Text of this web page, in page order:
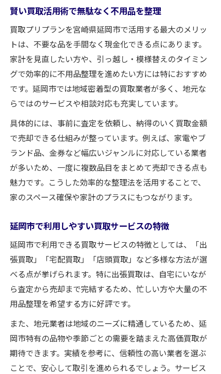
賢い買取活用術で無駄なく不用品を整理
買取プリプランを宮崎県延岡市で活用する最大のメリッ
トは、不要な品を手間なく現金化できる点にあります。
家計を見直したい方や、引っ越し・模様替えのタイミン
グで効率的に不用品整理を進めたい方には特におすすめ
です。延岡市では地域密着型の買取業者が多く、地元な
らではのサービスや相談対応も充実しています。
具体的には、事前に査定を依頼し、納得のいく買取金額
で売却できる仕組みが整っています。例えば、家電やブ
ランド品、金券など幅広いジャンルに対応している業者
が多いため、一度に複数品目をまとめて売却できる点も
魅力です。こうした効率的な整理法を活用することで、
家のスペース確保や家計のプラスにもつながります。
延岡市で利用しやすい買取サービスの特徴
延岡市で利用できる買取サービスの特徴としては、「出
張買取」「宅配買取」「店頭買取」など多様な方法が選
べる点が挙げられます。特に出張買取は、自宅にいなが
ら査定から売却まで完結するため、忙しい方や大量の不
用品整理を希望する方に好評です。
また、地元業者は地域のニーズに精通しているため、延
岡市特有の品物や季節ごとの需要を踏まえた高価買取が
期待できます。実績を参考に、信頼性の高い業者を選ぶ
ことで、安心して取引を進められるでしょう。サービス